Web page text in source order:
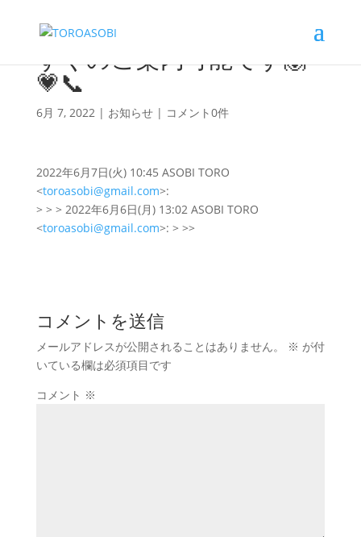
すぐのご案内可能です🙌
💗📞
6月 7, 2022| お知らせ| コメント0件
2022年6月7日(火) 10:45 ASOBI TORO
<toroasobi@gmail.com>:
> > > 2022年6月6日(月) 13:02 ASOBI TORO
<toroasobi@gmail.com>: > >>
コメントを送信
メールアドレスが公開されることはありません。 ※ が付
いている欄は必須項目です
コメント ※